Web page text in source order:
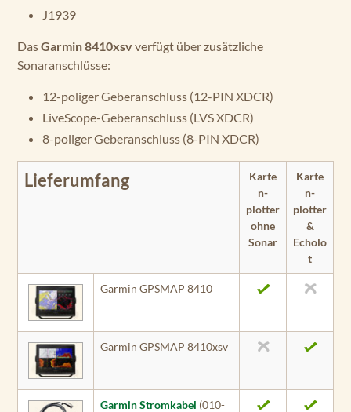
J1939
DasGarmin 8410xsvverfügt über zusätzliche
Sonaranschlüsse:
12-poliger Geberanschluss (12-PIN XDCR)
LiveScope-Geberanschluss (LVS XDCR)
8-poliger Geberanschluss (8-PIN XDCR)
Lieferumfang
Karte
n­
plotter
ohne
Sonar
Karte
n­
plotter
&
Echolo
t
Garmin GPSMAP 8410
Garmin GPSMAP 8410xsv
Garmin Stromkabel (010-